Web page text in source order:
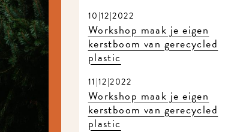
10|12|2022
Workshop maak je eigen
kerstboom van gerecycled
plastic
11|12|2022
Workshop maak je eigen
kerstboom van gerecycled
plastic